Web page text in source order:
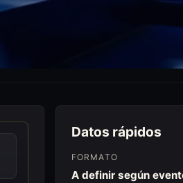
Datos rápidos
FORMATO
A definir según